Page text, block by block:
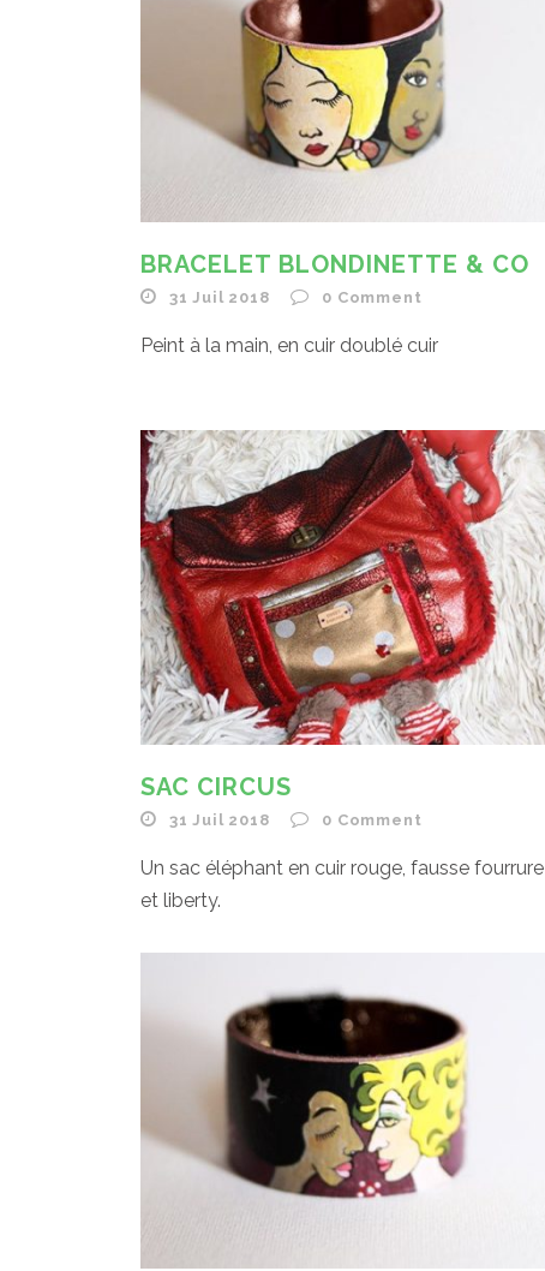
BRACELET BLONDINETTE & CO
31 Juil 2018 0 Comment
Peint à la main, en cuir doublé cuir
SAC CIRCUS
31 Juil 2018 0 Comment
Un sac éléphant en cuir rouge, fausse fourrure
et liberty.